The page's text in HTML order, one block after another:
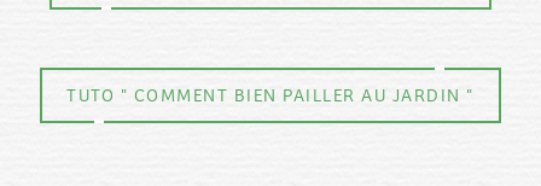
TUTO " COMMENT BIEN PAILLER AU JARDIN "